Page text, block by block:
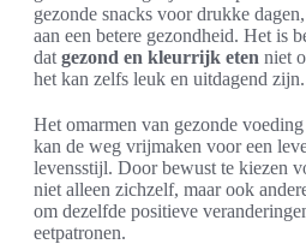
gezonde snacks voor drukke
aan een betere gezondheid. Het is
dat gezond en kleurrijk eten niet
het kan zelfs leuk en uitdagend zijn.
Het omarmen van gezonde
kan de weg vrijmaken voor een
levensstijl. Door bewust te kiezen
niet alleen zichzelf, maar ook
om dezelfde positieve
eetpatronen.